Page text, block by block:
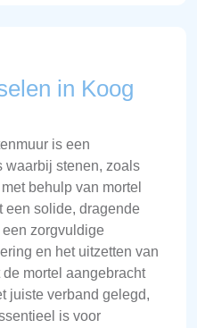
in Koog
is een
waarbij stenen, zoals
behulp van mortel
een solide, dragende
zorgvuldige
en het uitzetten van
mortel aangebracht
juiste verband gelegd,
is voor